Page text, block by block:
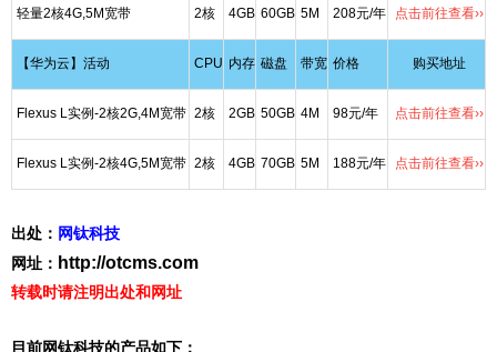
轻量2核4G,5M宽带 2核 4GB 60GB 5M 208元/年 点击前往查看››
【华为云】活动 CPU 内存 磁盘 带宽 价格 购买地址
Flexus L实例-2核2G,4M宽带 2核 2GB 50GB 4M 98元/年 点击前往查看››
Flexus L实例-2核4G,5M宽带 2核 4GB 70GB 5M 188元/年 点击前往查看››
出处： 网钛科技
网址： http://otcms.com
转载时请注明出处和网址
目前网钛科技的产品如下：